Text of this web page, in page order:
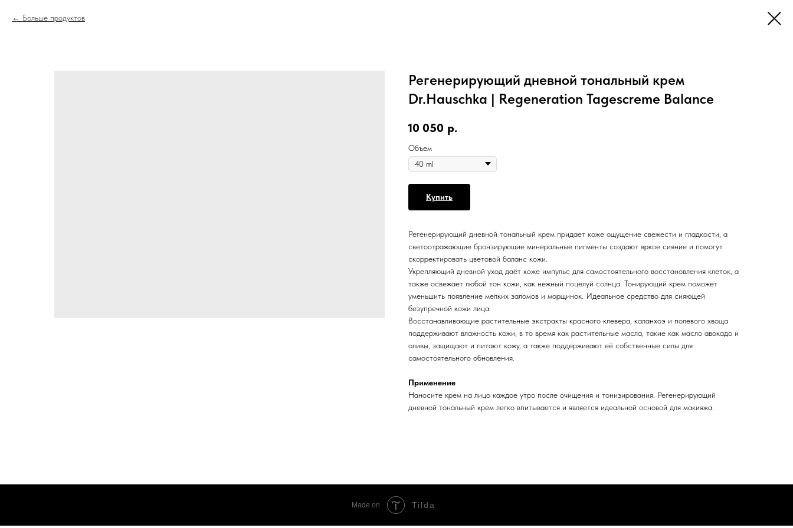
Больше продуктов
Регенерирующий дневной тональный крем
Dr.Hauschka | Regeneration Tagescreme Balance
10 050 р.
Объем
Купить
Регенерирующий дневной тональный крем придает коже ощущение свежести и гладкости, а
светоотражающие бронзирующие минеральные пигменты создают яркое сияние и помогут
скорректировать цветовой баланс кожи.
Укрепляющий дневной уход даёт коже импульс для самостоятельного восстановления клеток, а
также освежает любой тон кожи, как нежный поцелуй солнца. Тонирующий крем поможет
уменьшить появление мелких заломов и морщинок. Идеальное средство для сияющей
безупречной кожи лица.
Восстанавливающие растительные экстракты красного клевера, каланхоэ и полевого хвоща
поддерживают влажность кожи, в то время как растительные масла, такие как масло авокадо и
оливы, защищают и питают кожу, а также поддерживают её собственные силы для
самостоятельного обновления.
Применение
Наносите крем на лицо каждое утро после очищения и тонизирования. Регенерирующий
дневной тональный крем легко впитывается и является идеальной основой для макияжа.
Made on Tilda